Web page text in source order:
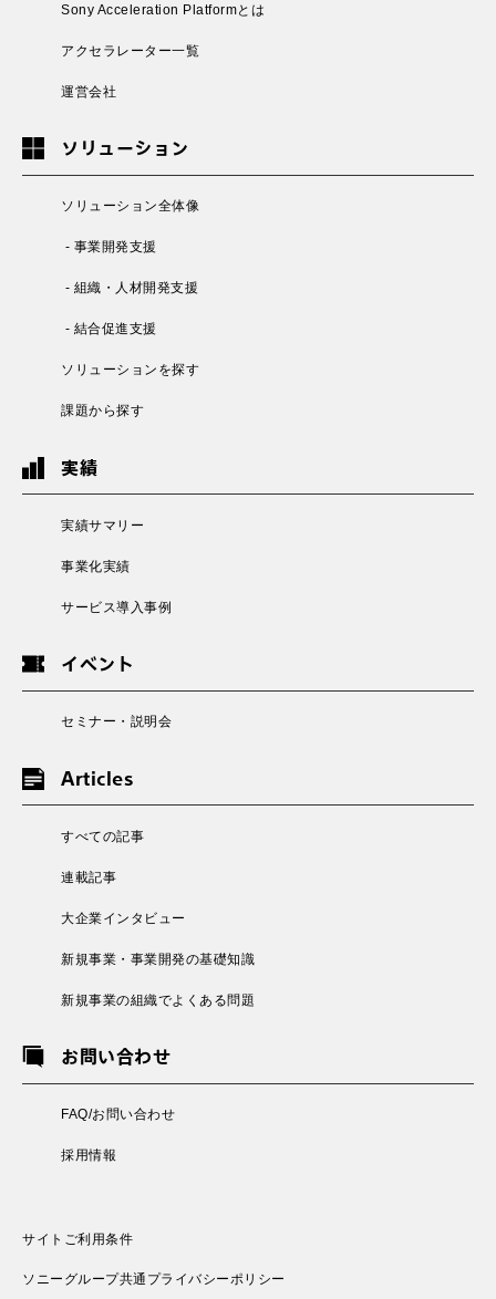
Sony Acceleration Platformとは
アクセラレーター一覧
運営会社
ソリューション
ソリューション全体像
- 事業開発支援
- 組織・人材開発支援
- 結合促進支援
ソリューションを探す
課題から探す
実績
実績サマリー
事業化実績
サービス導入事例
イベント
セミナー・説明会
Articles
すべての記事
連載記事
大企業インタビュー
新規事業・事業開発の基礎知識
新規事業の組織でよくある問題
お問い合わせ
FAQ/お問い合わせ
採用情報
サイトご利用条件
ソニーグループ共通プライバシーポリシー